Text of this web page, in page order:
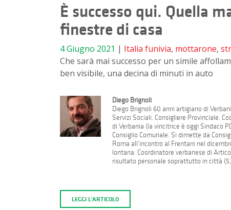
È successo qui. Quella
finestre di casa
4 Giugno 2021 | Italia funivia, mottarone,
Che sarà mai successo per un simile
ben visibile, una decina di minuti in auto
Diego Brignoli
Diego Brignoli 60 anni artigiano di
Servizi Sociali. Consigliere Provinciale.
di Verbania (la vincitrice è oggi Sindaco
Consiglio Comunale. Si dimette da
Roma all’incontro al Frentani nel
lontana. Coordinatore verbanese di
risultato personale soprattutto in città
LEGGI L'ARTICOLO